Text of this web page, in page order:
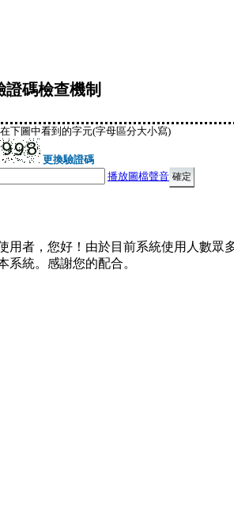
證碼檢查機制
下圖中看到的字元(字母區分大小寫)
更換驗證碼
播放圖檔聲音
用者，您好！由於目前系統使用人數眾
系統。感謝您的配合。